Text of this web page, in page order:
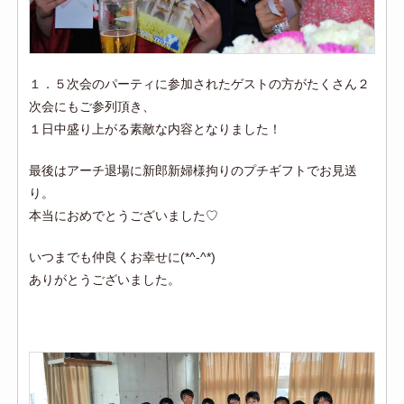
１．５次会のパーティに参加されたゲストの方がたくさん２
次会にもご参列頂き、
１日中盛り上がる素敵な内容となりました！
最後はアーチ退場に新郎新婦様拘りのプチギフトでお見送
り。
本当におめでとうございました♡
いつまでも仲良くお幸せに(*^-^*)
ありがとうございました。